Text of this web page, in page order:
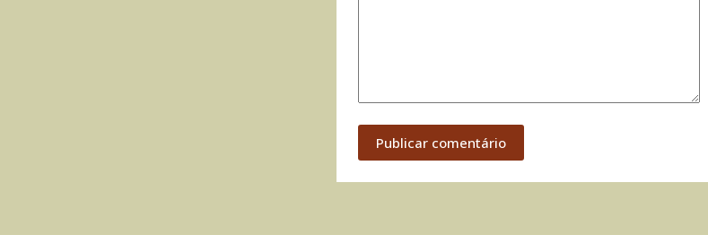
Publicar comentário